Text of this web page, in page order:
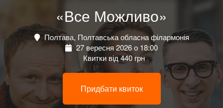
«Все Можливо»
Полтава, Полтавська обласна філармонія
27 вересня 2026 о 18:00
Квитки від 440 грн
Придбати квиток